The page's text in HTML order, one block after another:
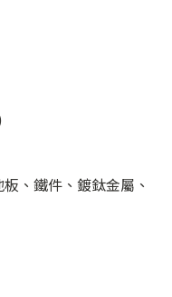
、鐵件、鍍鈦金屬、